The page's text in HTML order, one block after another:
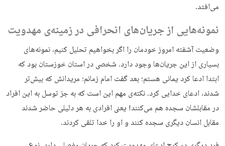
‌می‌افتد.
نمونه‌هایی از جریان‌های انحرافی در زمینه‌ی مهدویت
وضعیت آشفته امروز خودمان را اگر بخواهیم تحلیل کنیم، نمونه‌های
بسیاری از این جریان‌ها وجود دارد. شخصی در استان خوزستان بود که
ابتدا ادعا کرد یمانی هستم؛ بعد گفت امام زمانم؛ مریدانش که بیش‌تر
شدند، ادعای خدایی کرد. نکته‌ی مهم این است که به جز توسل به این افراد
در مقابلشان سجده هم می‌کنند! یعنی افرادی به هر دلیلی حاضر شدند
مقابل انسان دیگری سجده کنند و او را خدا تلقی کردند.